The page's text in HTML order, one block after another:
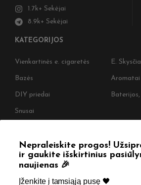
1.7k+ Sekėjai
8.9k+ Sekėjai
KATEGORIJOS
Vienkartinės e. cigaretės E.
Bazės Aromatai
DIY priedai
Snusai
Pristatymas Taisyklės
Grąžinimas
Nepraleiskite progos!
ir gaukite išskirtinius
naujienas 🎉
Įženkite į tamsiąją pusę 🖤 ​